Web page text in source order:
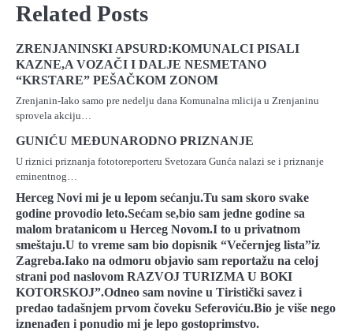
Related Posts
ZRENJANINSKI APSURD:KOMUNALCI PISALI
KAZNE,A VOZAČI I DALJE NESMETANO
“KRSTARE” PEŠAČKOM ZONOM
Zrenjanin-Iako samo pre nedelju dana Komunalna mlicija u Zrenjaninu
sprovela akciju…
GUNIĆU MEĐUNARODNO PRIZNANJE
U riznici priznanja fototoreporteru Svetozara Gunća nalazi se i priznanje
eminentnog…
Herceg Novi mi je u lepom sećanju.Tu sam skoro svake
godine provodio leto.Sećam se,bio sam jedne godine sa
malom bratanicom u Herceg Novom.I to u privatnom
smeštaju.U to vreme sam bio dopisnik “Večernjeg lista”iz
Zagreba.Iako na odmoru objavio sam reportažu na celoj
strani pod naslovom RAZVOJ TURIZMA U BOKI
KOTORSKOJ”.Odneo sam novine u Tiristički savez i
predao tadašnjem prvom čoveku Seferoviću.Bio je više nego
iznenađen i ponudio mi je lepo gostoprimstvo.